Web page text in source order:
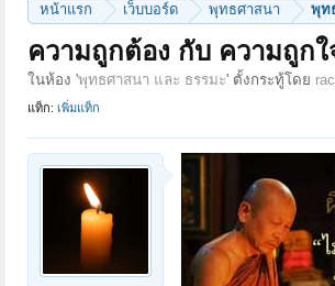
หน้าแรก เว็บบอร์ด พุทธศาสนา พุท
ความถูกต้อง กับ ความถูก
ในห้อง 'พุทธศาสนา และ ธรรมะ' ตั้งกระทู้โดย
แท็ก: เพิ่มแท็ก